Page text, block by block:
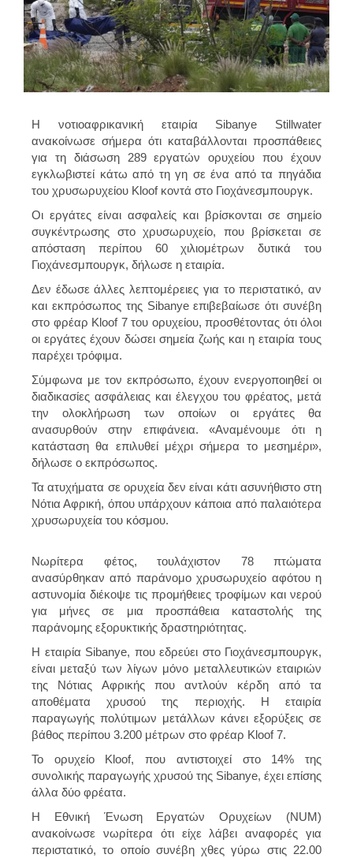
Η νοτιοαφρικανική εταιρία Sibanye Stillwater
ανακοίνωσε σήμερα ότι καταβάλλονται προσπάθειες
για τη διάσωση 289 εργατών ορυχείου που έχουν
εγκλωβιστεί κάτω από τη γη σε ένα από τα πηγάδια
του χρυσωρυχείου Kloof κοντά στο Γιοχάνεσμπουργκ.
Οι εργάτες είναι ασφαλείς και βρίσκονται σε σημείο
συγκέντρωσης στο χρυσωρυχείο, που βρίσκεται σε
απόσταση περίπου 60 χιλιομέτρων δυτικά του
Γιοχάνεσμπουργκ, δήλωσε η εταιρία.
Δεν έδωσε άλλες λεπτομέρειες για το περιστατικό, αν
και εκπρόσωπος της Sibanye επιβεβαίωσε ότι συνέβη
στο φρέαρ Kloof 7 του ορυχείου, προσθέτοντας ότι όλοι
οι εργάτες έχουν δώσει σημεία ζωής και η εταιρία τους
παρέχει τρόφιμα.
Σύμφωνα με τον εκπρόσωπο, έχουν ενεργοποιηθεί οι
διαδικασίες ασφάλειας και έλεγχου του φρέατος, μετά
την ολοκλήρωση των οποίων οι εργάτες θα
ανασυρθούν στην επιφάνεια. «Αναμένουμε ότι η
κατάσταση θα επιλυθεί μέχρι σήμερα το μεσημέρι»,
δήλωσε ο εκπρόσωπος.
Τα ατυχήματα σε ορυχεία δεν είναι κάτι ασυνήθιστο στη
Νότια Αφρική, όπου υπάρχουν κάποια από παλαιότερα
χρυσωρυχεία του κόσμου.
Νωρίτερα φέτος, τουλάχιστον 78 πτώματα
ανασύρθηκαν από παράνομο χρυσωρυχείο αφότου η
αστυνομία διέκοψε τις προμήθειες τροφίμων και νερού
για μήνες σε μια προσπάθεια καταστολής της
παράνομης εξορυκτικής δραστηριότητας.
Η εταιρία Sibanye, που εδρεύει στο Γιοχάνεσμπουργκ,
είναι μεταξύ των λίγων μόνο μεταλλευτικών εταιριών
της Νότιας Αφρικής που αντλούν κέρδη από τα
αποθέματα χρυσού της περιοχής. Η εταιρία
παραγωγής πολύτιμων μετάλλων κάνει εξορύξεις σε
βάθος περίπου 3.200 μέτρων στο φρέαρ Kloof 7.
Το ορυχείο Kloof, που αντιστοιχεί στο 14% της
συνολικής παραγωγής χρυσού της Sibanye, έχει επίσης
άλλα δύο φρέατα.
Η Εθνική Ένωση Εργατών Ορυχείων (NUM)
ανακοίνωσε νωρίτερα ότι είχε λάβει αναφορές για
περιστατικό, το οποίο συνέβη χθες γύρω στις 22.00